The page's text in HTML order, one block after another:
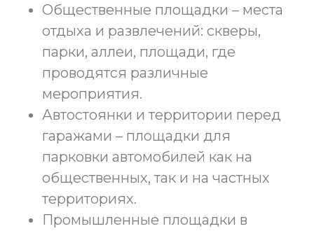
Общественные площадки – места
отдыха и развлечений: скверы,
парки, аллеи, площади, где
проводятся различные
мероприятия.
Автостоянки и территории перед
гаражами – площадки для
парковки автомобилей как на
общественных, так и на частных
территориях.
Промышленные площадки в